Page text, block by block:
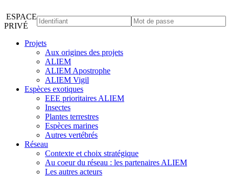
ESPACE
PRIVÉ
Projets
Aux origines des projets
ALIEM
ALIEM Apostrophe
ALIEM Vigil
Espèces exotiques
EEE prioritaires ALIEM
Insectes
Plantes terrestres
Espèces marines
Autres vertébrés
Réseau
Contexte et choix stratégique
Au coeur du réseau : les partenaires ALIEM
Les autres acteurs